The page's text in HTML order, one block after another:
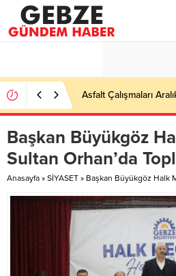
Ortaöğretime Geçiş
yayımlandı – Nefes
Başkan Büyükgöz
Sultan Orhan’da
Anasayfa » SİYASET » Başkan Büyükgöz Halk